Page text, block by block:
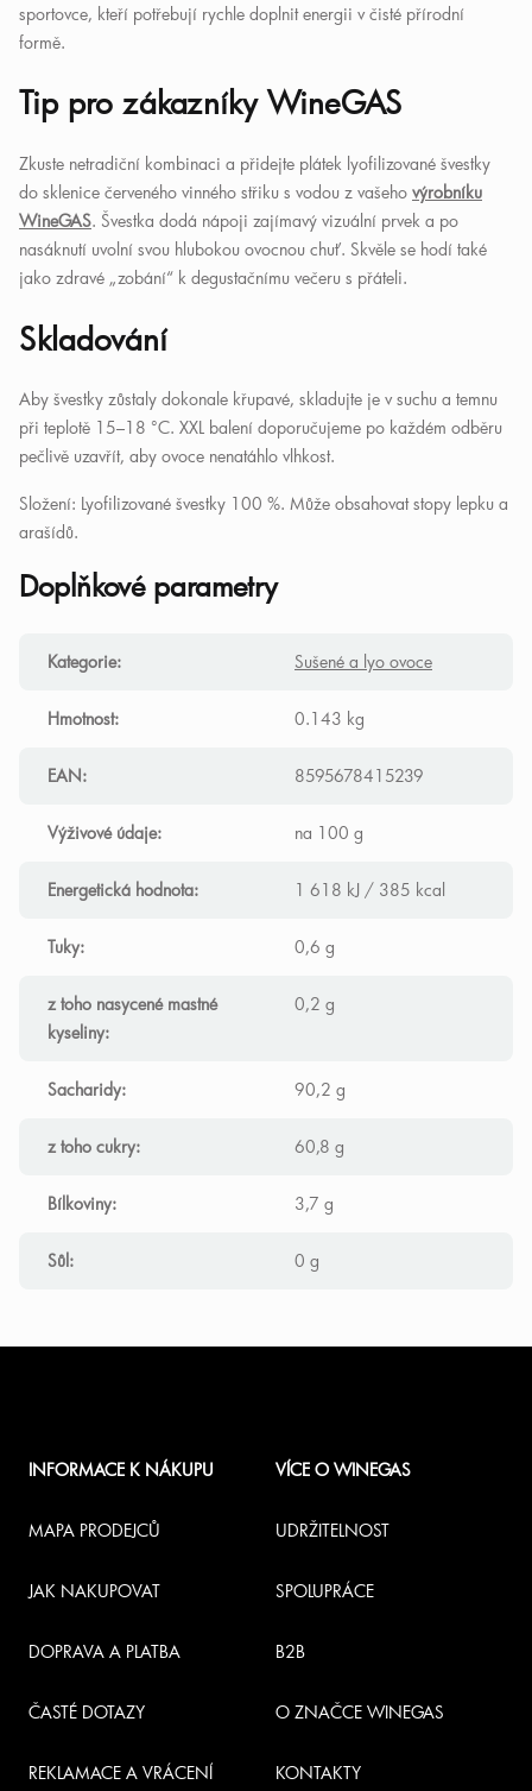
sportovce, kteří potřebují rychle doplnit energii v čisté přírodní
formě.
Tip pro zákazníky WineGAS
Zkuste netradiční kombinaci a přidejte plátek lyofilizované švestky
do sklenice červeného vinného střiku s vodou z vašeho výrobníku
WineGAS. Švestka dodá nápoji zajímavý vizuální prvek a po
nasáknutí uvolní svou hlubokou ovocnou chuť. Skvěle se hodí také
jako zdravé „zobání“ k degustačnímu večeru s přáteli.
Skladování
Aby švestky zůstaly dokonale křupavé, skladujte je v suchu a temnu
při teplotě 15–18 °C. XXL balení doporučujeme po každém odběru
pečlivě uzavřít, aby ovoce nenatáhlo vlhkost.
Složení: Lyofilizované švestky 100 %. Může obsahovat stopy lepku a
arašídů.
Doplňkové parametry
Kategorie: Sušené a lyo ovoce
Hmotnost: 0.143 kg
EAN: 8595678415239
Výživové údaje: na 100 g
Energetická hodnota: 1 618 kJ / 385 kcal
Tuky: 0,6 g
z toho nasycené mastné
kyseliny:
0,2 g
Sacharidy: 90,2 g
z toho cukry: 60,8 g
Bílkoviny: 3,7 g
Sůl : 0 g
INFORMACE K NÁKUPU
MAPA PRODEJCŮ
JAK NAKUPOVAT
DOPRAVA A PLATBA
ČASTÉ DOTAZY
REKLAMACE A VRÁCENÍ
VÍCE O WINEGAS
UDRŽITELNOST
SPOLUPRÁCE
B2B
O ZNAČCE WINEGAS
KONTAKTY